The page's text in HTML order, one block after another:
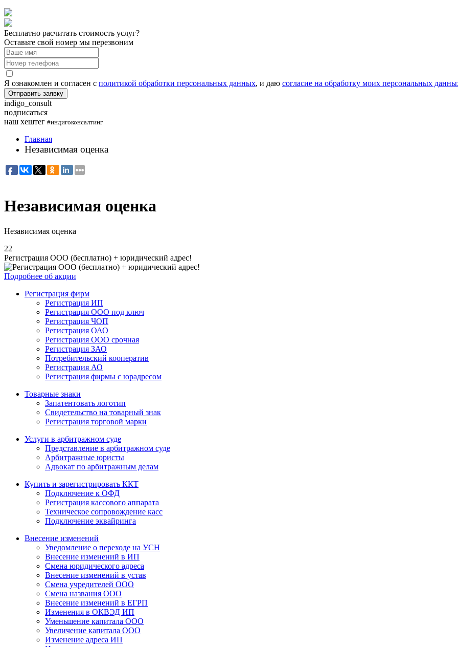
Бесплатно расчитать стоимость услуг?
Оставьте свой номер мы перезвоним
Я ознакомлен и согласен с политикой обработки персональных данных, и даю согласие на обработку моих персональных
indigo_consult
подписаться
наш хештег #индигоконсалтинг
Главная
Независимая оценка
Независимая оценка
Независимая оценка
22
Регистрация ООО (бесплатно) + юридический адрес!
Подробнее об акции
Регистрация фирм
Регистрация ИП
Регистрация ООО под ключ
Регистрация ЧОП
Регистрация ОАО
Регистрация ООО срочная
Регистрация ЗАО
Потребительский кооператив
Регистрация АО
Регистрация фирмы с юрадресом
Товарные знаки
Запатентовать логотип
Свидетельство на товарный знак
Регистрация торговой марки
Услуги в арбитражном суде
Представление в арбитражном суде
Арбитражные юристы
Адвокат по арбитражным делам
Купить и зарегистрировать ККТ
Подключение к ОФД
Регистрация кассового аппарата
Техническое сопровождение касс
Подключение эквайринга
Внесение изменений
Уведомление о переходе на УСН
Внесение изменений в ИП
Смена юридического адреса
Внесение изменений в устав
Смена учредителей ООО
Смена названия ООО
Внесение изменений в ЕГРП
Изменения в ОКВЭД ИП
Уменьшение капитала ООО
Увеличение капитала ООО
Изменение адреса ИП